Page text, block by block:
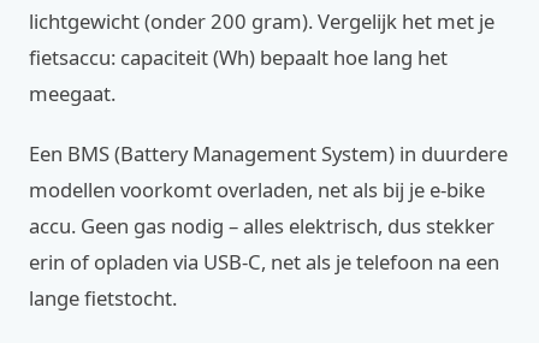
lichtgewicht (onder 200 gram). Vergelijk het met je
fietsaccu: capaciteit (Wh) bepaalt hoe lang het
meegaat.
Een BMS (Battery Management System) in duurdere
modellen voorkomt overladen, net als bij je e-bike
accu. Geen gas nodig – alles elektrisch, dus stekker
erin of opladen via USB-C, net als je telefoon na een
lange fietstocht.